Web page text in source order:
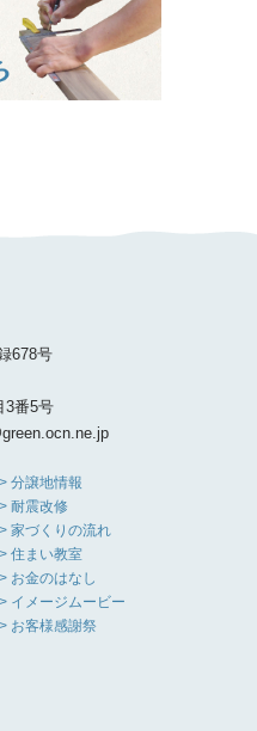
678号
3番5号
> 分譲地情報
> 耐震改修
> 家づくりの流れ
> 住まい教室
> お金のはなし
> イメージムービー
> お客様感謝祭